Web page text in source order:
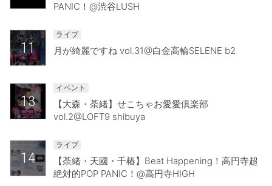
PANIC！@渋谷LUSH
11
ライブ
月が綺麗ですね vol.31@白金高輪SELENE b2
13
イベント
【大森・荼緒】せこちゃお愛愛倶楽部
vol.2@LOFT9 shibuya
14
ライブ
【荼緒・天國・千椿】Beat Happening！高円寺超
絶対的POP PANIC！@高円寺HIGH